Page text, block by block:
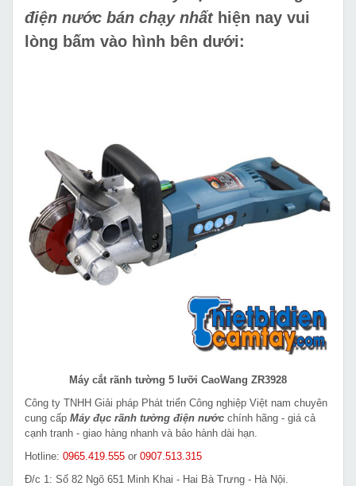
điện nước bán chạy nhấthiện nay vui
lòng bấm vào hình bên dưới:
Máy cắt rãnh tường 5 lưỡi CaoWang ZR3928
Công ty TNHH Giải pháp Phát triển Công nghiệp Việt nam chuyên
cung cấp Máy đục rãnh tường điện nước chính hãng - giá cả
cạnh tranh - giao hàng nhanh và bảo hành dài hạn.
Hotline: 0965.419.555 or 0907.513.315
Đ/c 1: Số 82 Ngõ 651 Minh Khai - Hai Bà Trưng - Hà Nội.